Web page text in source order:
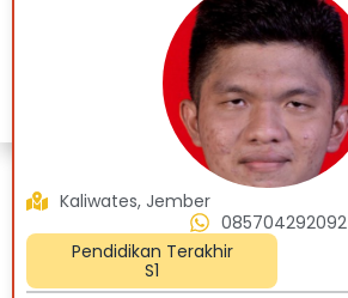
Pendidikan Terakhir
S1
085704292092
Kaliwates, Jember